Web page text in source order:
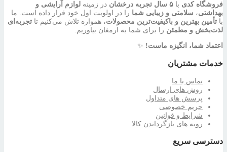
فروشگاه کدی با ۵ سال تجربه درخشان در زمینه لوازم آرایشی و
بهداشتی، سلامتی و زیبایی شما را در اولویت اول خود قرار داده است. ما
با تأمین بهترین و باکیفیت‌ترین محصولات، همواره تلاش می‌کنیم تا تجربه‌ای
لذت‌بخش و مطمئن را برای شما به ارمغان بیاوریم.
اعتماد شما، انگیزه ماست! ✨
خدمات مشتریان
تماس با ما
روش های ارسال
پرسش های متداول
حریم خصوصی
شرایط و قوانین
رویه های بازگرداندن کالا
دسترسی سریع